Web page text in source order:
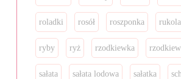
roladki rosół roszponka rukola
ryby ryż rzodkiewka
sałata sałata lodowa sałatka